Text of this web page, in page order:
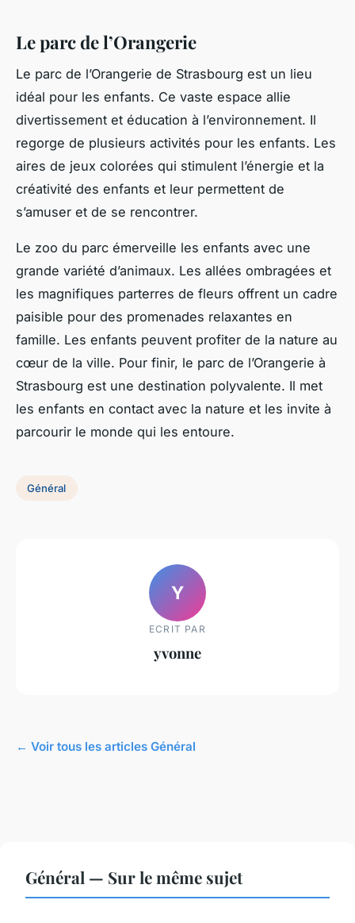
Le parc de l’Orangerie
Le parc de l’Orangerie de Strasbourg est un lieu
idéal pour les enfants. Ce vaste espace allie
divertissement et éducation à l’environnement. Il
regorge de plusieurs activités pour les enfants. Les
aires de jeux colorées qui stimulent l’énergie et la
créativité des enfants et leur permettent de
s’amuser et de se rencontrer.
Le zoo du parc émerveille les enfants avec une
grande variété d’animaux. Les allées ombragées et
les magnifiques parterres de fleurs offrent un cadre
paisible pour des promenades relaxantes en
famille. Les enfants peuvent profiter de la nature au
cœur de la ville. Pour finir, le parc de l’Orangerie à
Strasbourg est une destination polyvalente. Il met
les enfants en contact avec la nature et les invite à
parcourir le monde qui les entoure.
Général
Y
ECRIT PAR
yvonne
← Voir tous les articles Général
Général — Sur le même sujet